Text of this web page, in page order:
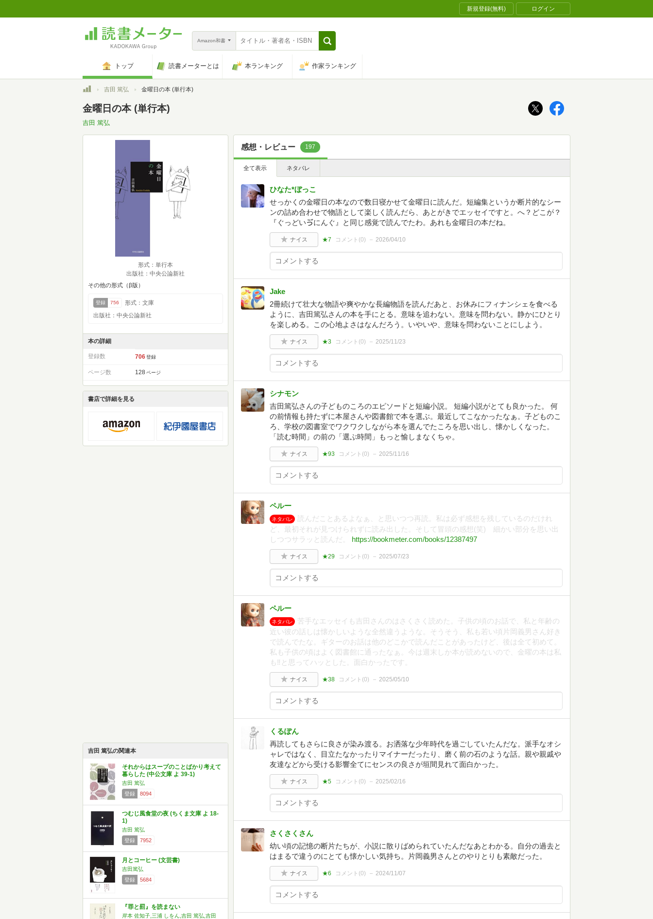
新規登録(無料) ログイン
Amazon和書
トップ 読書メーターとは 本ランキング 作家ランキング
トップ吉田 篤弘 金曜日の本 (単行本)
金曜日の本 (単行本)
吉田 篤弘
形式：単行本
出版社：中央公論新社
その他の形式（β版）
登録 756
形式：文庫
出版社：中央公論新社
本の詳細
登録数 706 登録
ページ数 128 ページ
書店で詳細を見る
吉田 篤弘の関連本
それからはスープのことばかり考えて
暮らした (中公文庫 よ 39-1)
吉田 篤弘
登録
8094
つむじ風食堂の夜 (ちくま文庫 よ 18-
1)
吉田 篤弘
登録
7952
月とコーヒー (文芸書)
吉田篤弘
登録
5684
『罪と罰』を読まない
岸本 佐知子,三浦 しをん,吉田 篤弘,吉田
感想・レビュー 197
全て表示 ネタバレ
ひなた*ぼっこ
せっかくの金曜日の本なので数日寝かせて金曜日に読んだ。短編集というか断片的なシー
ンの詰め合わせで物語として楽しく読んだら、あとがきでエッセイですと。へ？どこが？
『ぐっどいゔにんぐ』と同じ感覚で読んでたわ。あれも金曜日の本だね。
ナイス ★7 コメント(0) 2026/04/10
Jake
2冊続けて壮大な物語や爽やかな長編物語を読んだあと、お休みにフィナンシェを食べる
ように、吉田篤弘さんの本を手にとる。意味を追わない。意味を問わない。静かにひとり
を楽しめる。この心地よさはなんだろう。いやいや、意味を問わないことにしよう。
ナイス ★3 コメント(0) 2025/11/23
シナモン
吉田篤弘さんの子どものころのエピソードと短編小説。 短編小説がとても良かった。 何
の前情報も持たずに本屋さんや図書館で本を選ぶ。最近してこなかったなぁ。子どものこ
ろ、学校の図書室でワクワクしながら本を選んでたころを思い出し、懐かしくなった。
「読む時間」の前の「選ぶ時間」もっと愉しまなくちゃ。
ナイス ★93 コメント(0) 2025/11/16
ペルー
ネタバレ
読んだことあるよなぁ、と思いつつ再読。私は必ず感想を残しているのだけれ
ど、最初それが見つけられずに読み出した。そして冒頭の感想(笑) 細かい部分を思い出
しつつサラッと読んだ。 https://bookmeter.com/books/12387497
ナイス ★29 コメント(0) 2025/07/23
ペルー
ネタバレ
苦手なエッセイも吉田さんのはさくさく読めた。子供の頃のお話で、私と年齢の
近い彼の話しは懐かしいような全然違うような。そうそう、私も若い頃片岡義男さん好き
で読んでたな。ギターのお話は他のどこかで読んだことがあったけど、後は全て初めて。
私も子供の頃はよく図書館に通ったなぁ。今は週末しか本が読めないので、金曜の本は私
も‼️と思ってハッとした。面白かったです。
ナイス ★38 コメント(0) 2025/05/10
くるぽん
再読してもさらに良さが染み渡る。お洒落な少年時代を過ごしていたんだな。派手なオシ
ャレではなく、目立たなかったりマイナーだったり、磨く前の石のような話。親や親戚や
友達などから受ける影響全てにセンスの良さが垣間見れて面白かった。
ナイス ★5 コメント(0) 2025/02/16
さくさくさん
幼い頃の記憶の断片たちが、小説に散りばめられていたんだなあとわかる。自分の過去と
はまるで違うのにとても懐かしい気持ち。片岡義男さんとのやりとりも素敵だった。
ナイス ★6 コメント(0) 2024/11/07